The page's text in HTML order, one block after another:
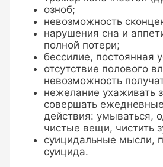
озноб;
невозможность
нарушения сна и
полной потери;
бессилие, постоянная
отсутствие полового
невозможность
нежелание ухаживать
совершать
действия: умываться,
чистые вещи, чистить
суицидальные мысли,
суицида.